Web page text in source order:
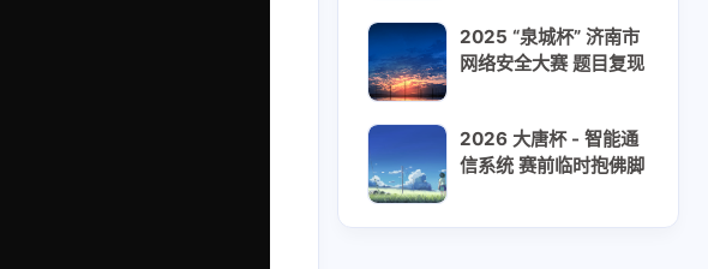
2025 “泉城杯” 济南市
网络安全大赛 题目复现
2026 大唐杯 - 智能通
信系统 赛前临时抱佛脚